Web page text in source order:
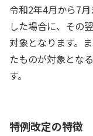
令和2年4月から7
した場合に、その
対象となります。
たものが対象とな
す。
特例改定の特徴